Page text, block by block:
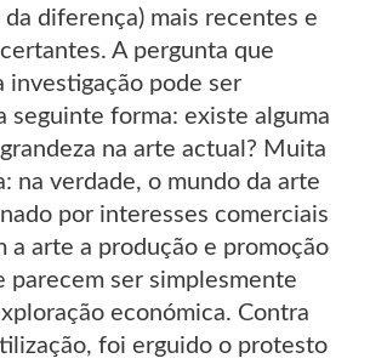
diferença) mais recentes e
A pergunta que
investigação pode ser
seguinte forma: existe alguma
na arte actual? Muita
na verdade, o mundo da arte
por interesses comerciais
a arte a produção e promoção
parecem ser simplesmente
económica. Contra
foi erguido o protesto